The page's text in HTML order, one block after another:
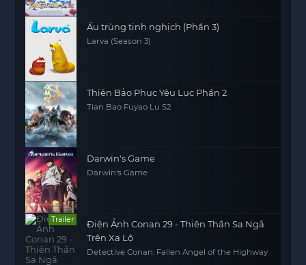
Ấu trùng tinh nghịch (Phần 3)
Larva (Season 3)
Thiên Bảo Phục Yêu Lục Phần 2
Tian Bao Fuyao Lu S2
Darwin's Game
Darwin's Game
Trailer
Điện Ảnh Conan 29 - Thiên Thần Sa Ngã
Trên Xa Lộ
Detective Conan: Fallen Angel of the Highway